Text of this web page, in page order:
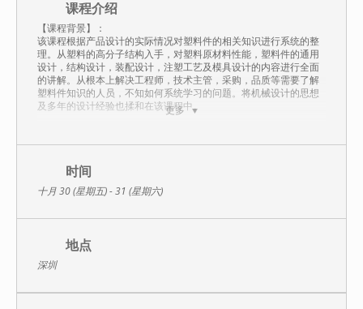
更多
课程介绍
【课程背景】：
该课程根据产品设计的实际情况对塑料件的相关知识进行系统的整
理。从塑料的高分子结构入手，对塑料原材料性能，塑料件的通用
设计，结构设计，装配设计，注塑工艺及模具设计的内容进行全面
的讲解。从根本上解决工程师，技术主管，采购，品质等需要了解
塑料件知识的人员，不知如何系统学习的问题。将机械设计的思想
及多年的设计经验也揉和在该课程中。
根据客户提供及经典案例，介绍塑胶件的相关具体内容和要求，以
计、传动设计及综合分析等。
【课程内容】：
第一篇 认识塑料Understanding Plastic
1.塑料是什么 * what”s plastic
2.塑料的分类* the classification of plastic
3.塑料的机械特性* mechanical properties
5.塑料的电气特性 * electric properties
时间
十月 30 (星期五) - 31 (星期六)
地点
深圳